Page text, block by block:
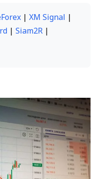
| XM Signal |
| Siam2R |